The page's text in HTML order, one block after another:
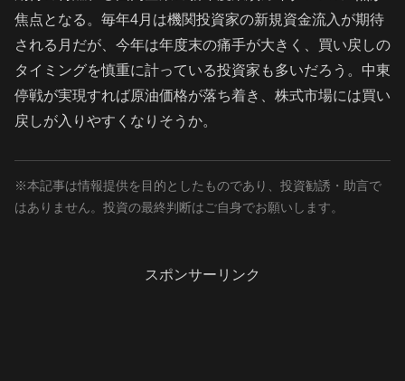
焦点となる。毎年4月は機関投資家の新規資金流入が期待
される月だが、今年は年度末の痛手が大きく、買い戻しの
タイミングを慎重に計っている投資家も多いだろう。中東
停戦が実現すれば原油価格が落ち着き、株式市場には買い
戻しが入りやすくなりそうか。
※本記事は情報提供を目的としたものであり、投資勧誘・助言で
はありません。投資の最終判断はご自身でお願いします。
スポンサーリンク